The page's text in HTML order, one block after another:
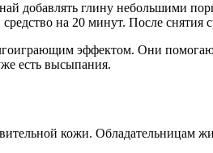
добавлять глину небольшими
на 20 минут. После снятия
эффектом. Они
есть высыпания.
кожи. Обладательницам